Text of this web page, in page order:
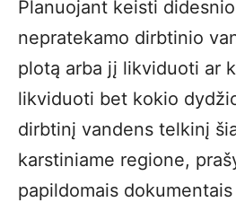
Planuojant keisti
nepratekamo dirbtinio
plotą arba jį likviduoti ar
likviduoti bet kokio
dirbtinį vandens telkinį
karstiniame regione,
papildomais